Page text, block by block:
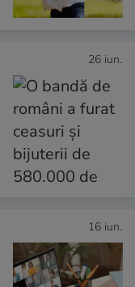
26 iun.
16 iun.